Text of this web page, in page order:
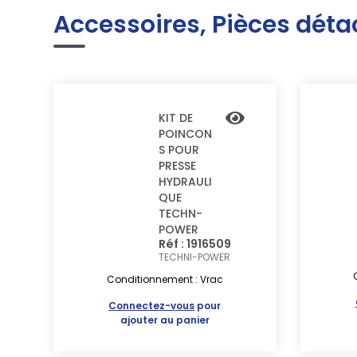
Accessoires, Pièces
KIT DE
POINCON
S POUR
PRESSE
HYDRAULI
QUE
TECHN-
POWER
Réf : 1916509
TECHNI-POWER
Conditionnement : Vrac
Connectez-vous pour
ajouter au panier